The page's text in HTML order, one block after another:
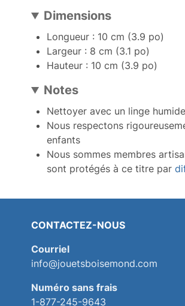
Dimensions
Longueur : 10 cm (3.9 po)
Largeur : 8 cm (3.1 po)
Hauteur : 10 cm (3.9 po)
Notes
Nettoyer avec un linge
Nous respectons
enfants
Nous sommes membres
sont protégés à ce titre par
CONTACTEZ-NOUS
Courriel
info@jouetsboisemond.com
Numéro sans frais
1-877-245-9643